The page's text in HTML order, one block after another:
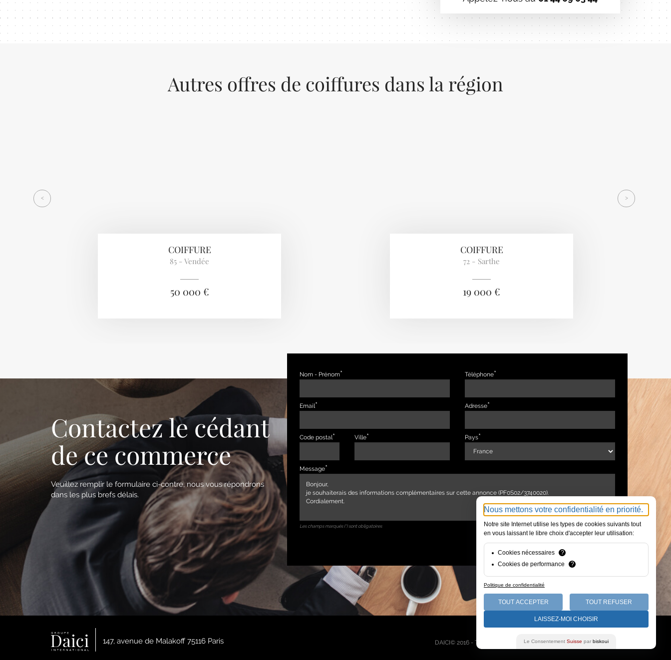
Autres offres de coiffures dans la région
COIFFURE
85 - Vendée
50 000 €
COIFFURE
72 - Sarthe
19 000 €
< >
Contactez le cédant
de ce commerce
Veuillez remplir le formulaire ci-contre, nous vous répondrons
dans les plus brefs délais.
Nom - Prénom Téléphone
Email Adresse
Code postal Ville Pays
Message
Les champs marqués (*) sont obligatoires
147, avenue de Malakoff 75116 Paris DAICI© 2016 - Tous droits réservés -Mentions légales -Plan du site
Nous mettons votre confidentialité en priorité.
Notre site Internet utilise les types de cookies suivants tout
en vous laissant le libre choix d'accepter leur utilisation:
Cookies nécessaires
?
Cookies de performance
?
Politique de confidentialité
TOUT ACCEPTER TOUT REFUSER
LAISSEZ-MOI CHOISIR
Le Consentement Suisse par biskoui